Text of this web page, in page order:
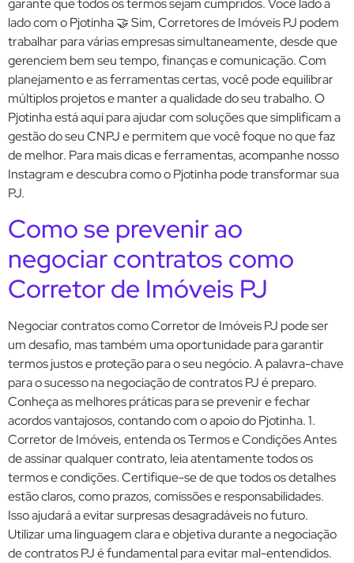
garante que todos os termos sejam cumpridos. Você lado a
lado com o Pjotinha 🤝 Sim, Corretores de Imóveis PJ podem
trabalhar para várias empresas simultaneamente, desde que
gerenciem bem seu tempo, finanças e comunicação. Com
planejamento e as ferramentas certas, você pode equilibrar
múltiplos projetos e manter a qualidade do seu trabalho. O
Pjotinha está aqui para ajudar com soluções que simplificam a
gestão do seu CNPJ e permitem que você foque no que faz
de melhor. Para mais dicas e ferramentas, acompanhe nosso
Instagram e descubra como o Pjotinha pode transformar sua
PJ.
Como se prevenir ao
negociar contratos como
Corretor de Imóveis PJ
Negociar contratos como Corretor de Imóveis PJ pode ser
um desafio, mas também uma oportunidade para garantir
termos justos e proteção para o seu negócio. A palavra-chave
para o sucesso na negociação de contratos PJ é preparo.
Conheça as melhores práticas para se prevenir e fechar
acordos vantajosos, contando com o apoio do Pjotinha. 1.
Corretor de Imóveis, entenda os Termos e Condições Antes
de assinar qualquer contrato, leia atentamente todos os
termos e condições. Certifique-se de que todos os detalhes
estão claros, como prazos, comissões e responsabilidades.
Isso ajudará a evitar surpresas desagradáveis no futuro.
Utilizar uma linguagem clara e objetiva durante a negociação
de contratos PJ é fundamental para evitar mal-entendidos.